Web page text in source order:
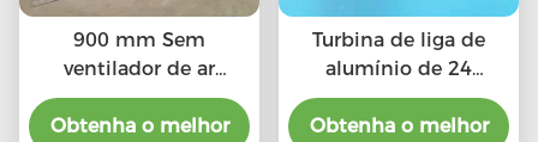
900 mm Sem
ventilador de ar
condicionado
Obtenha o melhor
Turbina de liga de
alumínio de 24
polegadas sem
ventilador de
Obtenha o melhor